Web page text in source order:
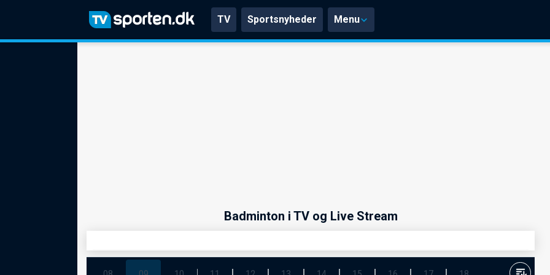
TV Sportsnyheder Menu
Badminton i TV og Live Stream